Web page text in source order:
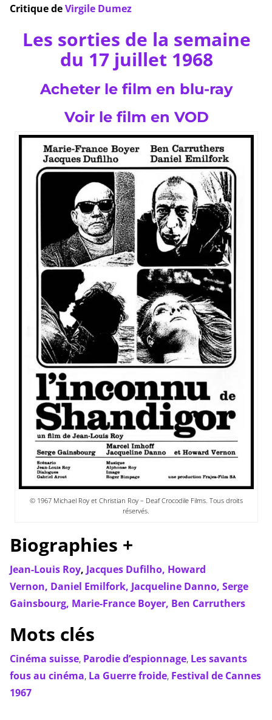
Critique deVirgile Dumez
Les sorties de la semaine
du 17 juillet 1968
Acheter le film en blu-ray
Voir le film en VOD
© 1967 Michael Roy et Christian Roy – Deaf Crocodile Films. Tous droits
réservés.
Biographies +
Jean-Louis Roy, Jacques Dufilho, Howard
Vernon, Daniel Emilfork, Jacqueline Danno, Serge
Gainsbourg, Marie-France Boyer, Ben Carruthers
Mots clés
Cinéma suisse, Parodie d’espionnage, Les savants
fous au cinéma, La Guerre froide, Festival de Cannes
1967